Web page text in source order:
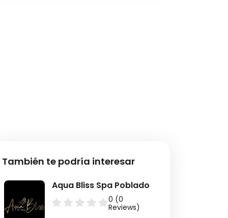
También te podría interesar
Aqua Bliss Spa Poblado
0 (0
Reviews)